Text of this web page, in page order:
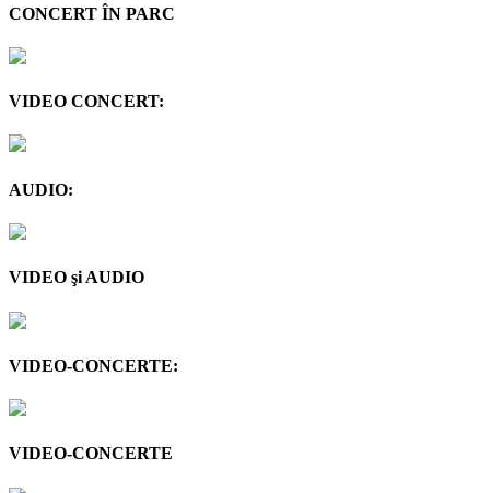
CONCERT ÎN PARC
VIDEO CONCERT:
AUDIO:
VIDEO şi AUDIO
VIDEO-CONCERTE:
VIDEO-CONCERTE